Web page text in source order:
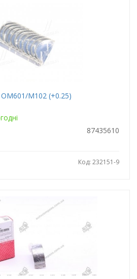
ОМ601/M102 (+0.25)
87435610
Код: 232151-9